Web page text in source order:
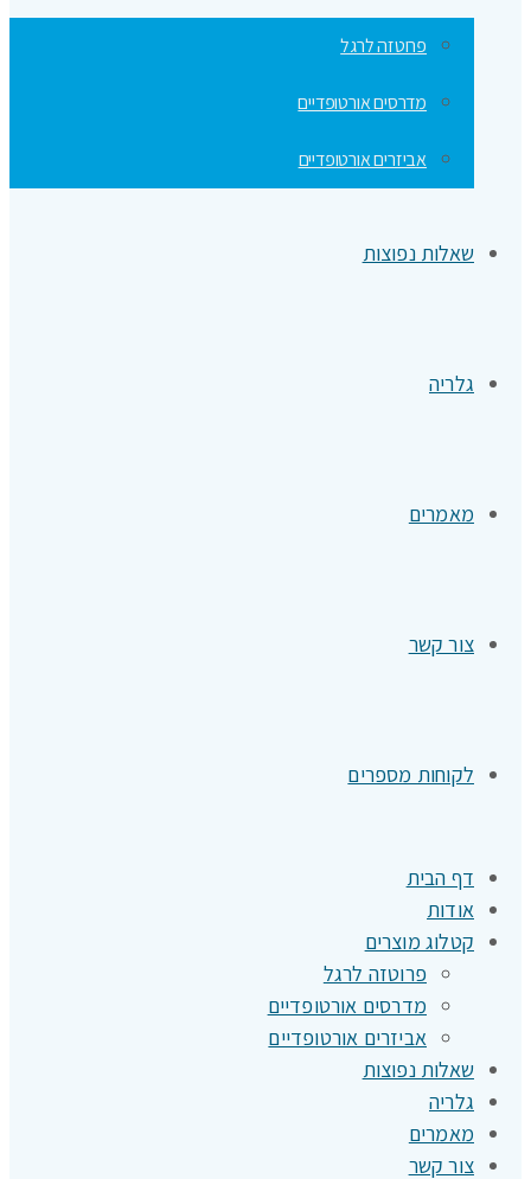
פרוטזה לרגל
מדרסים אורטופדיים
אביזרים אורטופדיים
שאלות נפוצות
גלריה
מאמרים
צור קשר
לקוחות מספרים
דף הבית
אודות
קטלוג מוצרים
פרוטזה לרגל
מדרסים אורטופדיים
אביזרים אורטופדיים
שאלות נפוצות
גלריה
מאמרים
צור קשר